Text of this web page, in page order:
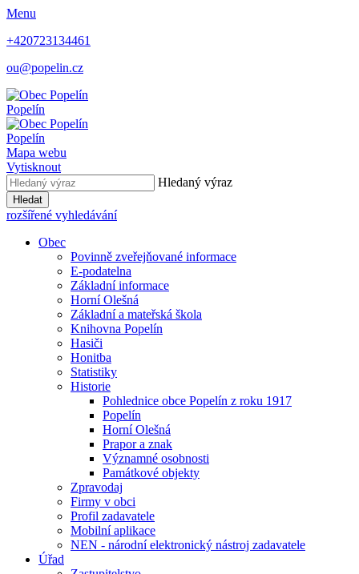
Menu
+420723134461
ou@popelin.cz
Popelín
Popelín
Mapa webu
Vytisknout
Hledaný výraz
Hledat
rozšířené vyhledávání
Obec
Povinně zveřejňované informace
E-podatelna
Základní informace
Horní Olešná
Základní a mateřská škola
Knihovna Popelín
Hasiči
Honitba
Statistiky
Historie
Pohlednice obce Popelín z roku 1917
Popelín
Horní Olešná
Prapor a znak
Významné osobnosti
Památkové objekty
Zpravodaj
Firmy v obci
Profil zadavatele
Mobilní aplikace
NEN - národní elektronický nástroj zadavatele
Úřad